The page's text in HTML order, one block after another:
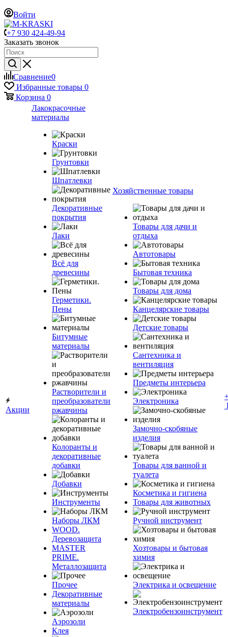
Войти
+7 930 424-49-94
Заказать звонок
Сравнение0
Избранные товары 0
Корзина 0
Акции
Лакокрасочные
материалы
Краски
Грунтовки
Шпатлевки
Декоративные
покрытия
Лаки
Всё для
древесины
Герметики.
Пены
Битумные
материалы
Растворители и
преобразователи
ржавчины
Колоранты и
декоративные
добавки
Добавки
Инструменты
Наборы ЛКМ
WOOD.
Деревозащита
MASTER
PRIME.
Металлозащита
Прочее
Декоративные
материалы
Аэрозоли
Клея
Хозяйственные товары
Товары для дачи и
отдыха
Автотовары
Бытовая техника
Товары для дома
Канцелярские товары
Детские товары
Сантехника и
вентиляция
Предметы интерьера
Электроника
Замочно-скобяные
изделия
Товары для ванной и
туалета
Косметика и гигиена
Товары для животных
Ручной инструмент
Хозтовары и бытовая
химия
Электрика и освещение
Электробензоинструмент